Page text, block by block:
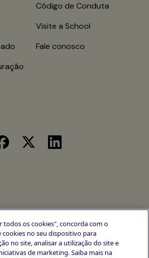
Código de Conduta
Visite a School
Fale conosco
todos os cookies", concorda com o
no seu dispositivo para
no site, analisar a utilização do site e
de marketing. Saiba mais na